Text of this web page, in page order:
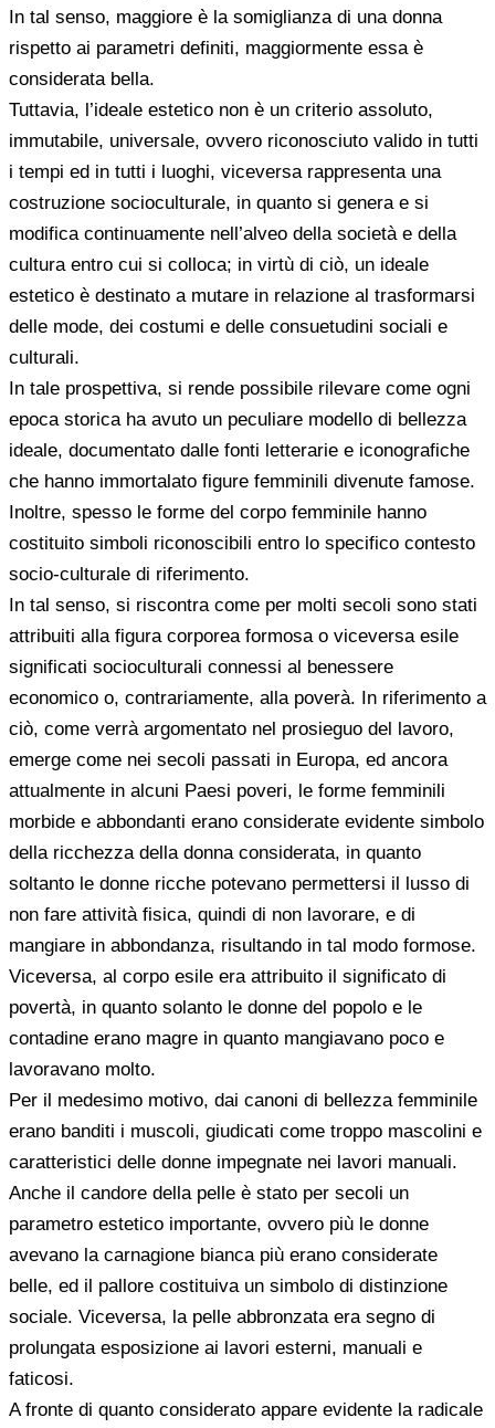
In tal senso, maggiore è la somiglianza di una donna
rispetto ai parametri definiti, maggiormente essa è
considerata bella.
Tuttavia, l’ideale estetico non è un criterio assoluto,
immutabile, universale, ovvero riconosciuto valido in tutti
i tempi ed in tutti i luoghi, viceversa rappresenta una
costruzione socioculturale, in quanto si genera e si
modifica continuamente nell’alveo della società e della
cultura entro cui si colloca; in virtù di ciò, un ideale
estetico è destinato a mutare in relazione al trasformarsi
delle mode, dei costumi e delle consuetudini sociali e
culturali.
In tale prospettiva, si rende possibile rilevare come ogni
epoca storica ha avuto un peculiare modello di bellezza
ideale, documentato dalle fonti letterarie e iconografiche
che hanno immortalato figure femminili divenute famose.
Inoltre, spesso le forme del corpo femminile hanno
costituito simboli riconoscibili entro lo specifico contesto
socio-culturale di riferimento.
In tal senso, si riscontra come per molti secoli sono stati
attribuiti alla figura corporea formosa o viceversa esile
significati socioculturali connessi al benessere
economico o, contrariamente, alla poverà. In riferimento a
ciò, come verrà argomentato nel prosieguo del lavoro,
emerge come nei secoli passati in Europa, ed ancora
attualmente in alcuni Paesi poveri, le forme femminili
morbide e abbondanti erano considerate evidente simbolo
della ricchezza della donna considerata, in quanto
soltanto le donne ricche potevano permettersi il lusso di
non fare attività fisica, quindi di non lavorare, e di
mangiare in abbondanza, risultando in tal modo formose.
Viceversa, al corpo esile era attribuito il significato di
povertà, in quanto solanto le donne del popolo e le
contadine erano magre in quanto mangiavano poco e
lavoravano molto.
Per il medesimo motivo, dai canoni di bellezza femminile
erano banditi i muscoli, giudicati come troppo mascolini e
caratteristici delle donne impegnate nei lavori manuali.
Anche il candore della pelle è stato per secoli un
parametro estetico importante, ovvero più le donne
avevano la carnagione bianca più erano considerate
belle, ed il pallore costituiva un simbolo di distinzione
sociale. Viceversa, la pelle abbronzata era segno di
prolungata esposizione ai lavori esterni, manuali e
faticosi.
A fronte di quanto considerato appare evidente la radicale